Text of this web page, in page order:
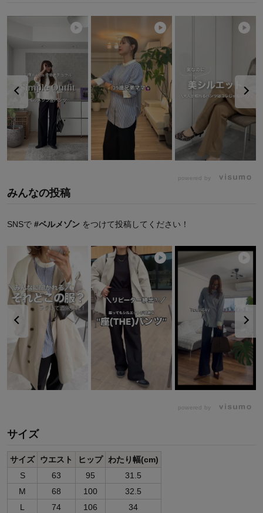
powered by
みんなの投稿
SNSで #ベルメゾン をつけて投稿してください！
powered by
サイズ
サイズ ウエスト ヒップ わたり幅(cm)
S
63 95
31.5
M
68 100
32.5
L
74 106
34